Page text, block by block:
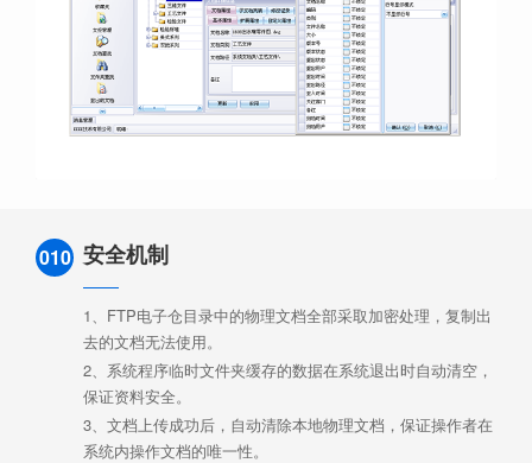
010 安全机制
1、FTP电子仓目录中的物理文档全部采取加密处理，复制出
去的文档无法使用。
2、系统程序临时文件夹缓存的数据在系统退出时自动清空，
保证资料安全。
3、文档上传成功后，自动清除本地物理文档，保证操作者在
系统内操作文档的唯一性。